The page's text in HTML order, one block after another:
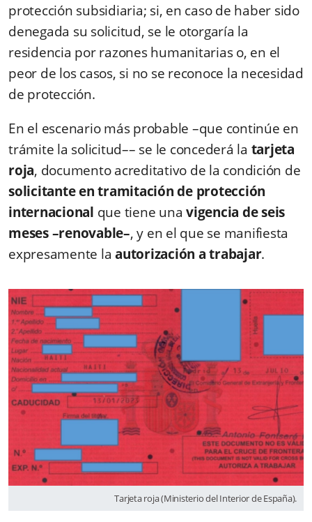
protección subsidiaria; si, en caso de haber sido
denegada su solicitud, se le otorgaría la
residencia por razones humanitarias o, en el
peor de los casos, si no se reconoce la necesidad
de protección.
En el escenario más probable –que continúe en
trámite la solicitud–– se le concederá la tarjeta
roja, documento acreditativo de la condición de
solicitante en tramitación de protección
internacional que tiene una vigencia de seis
meses –renovable–, y en el que se manifiesta
expresamente la autorización a trabajar.
Tarjeta roja (Ministerio del Interior de España).